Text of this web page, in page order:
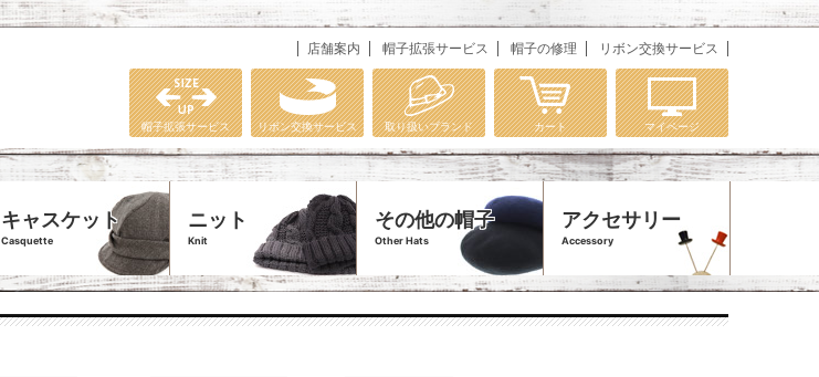
店舗案内 帽子拡張サービス 帽子の修理 リボン交換サービス
帽子拡張サービス リボン交換サービス 取り扱いブランド カート マイページ
キャスケット
Casquette
ニット
Knit
その他の帽子
Other Hats
アクセサリー
Accessory